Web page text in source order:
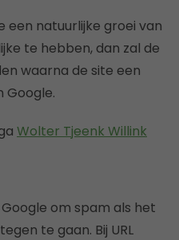
een natuurlijke groei van
te hebben, dan zal de
waarna de site een
Google.
Wolter Tjeenk Willink
om spam als het
te gaan. Bij URL